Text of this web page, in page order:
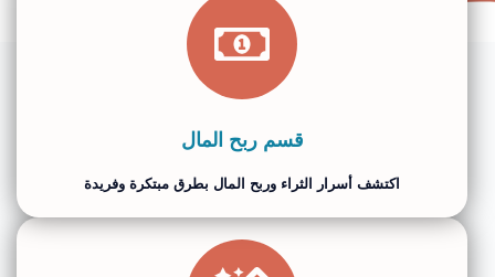
قسم ربح المال
اكتشف أسرار الثراء وربح المال بطرق مبتكرة وفريدة